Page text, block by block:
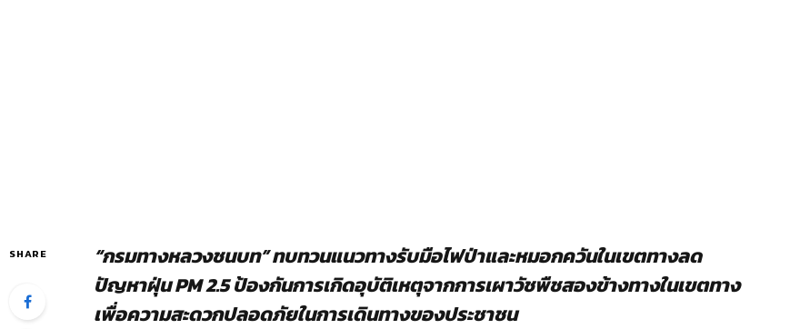
SHARE
“กรมทางหลวงชนบท” ทบทวนแนวทางรับมือไฟป่าและหมอกควันในเขตทางลด
ปัญหาฝุ่น PM 2.5 ป้องกันการเกิดอุบัติเหตุจากการเผาวัชพืชสองข้างทางในเขตทาง
เพื่อความสะดวกปลอดภัยในการเดินทางของประชาชน